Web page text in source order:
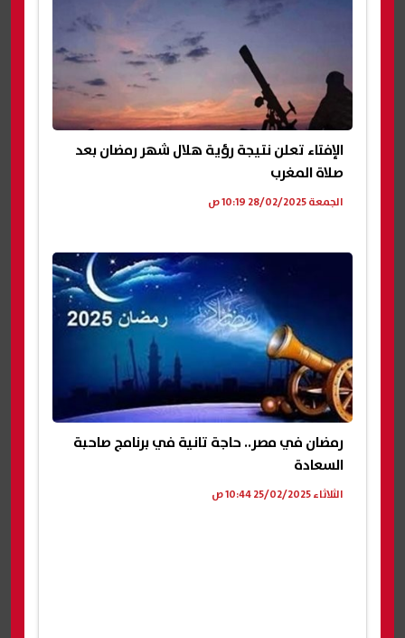
الإفتاء تعلن نتيجة رؤية هلال شهر رمضان بعد
صلاة المغرب
الجمعة 28/02/2025 10:19 ص
رمضان في مصر.. حاجة تانية في برنامج صاحبة
السعادة
الثلاثاء 25/02/2025 10:44 ص